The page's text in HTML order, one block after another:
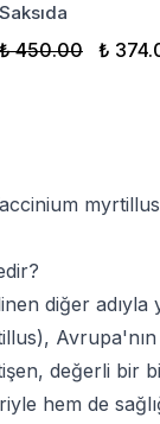
Saksıda
₺ 450.00 ₺
diğer adıyla
değerli bir
hem de